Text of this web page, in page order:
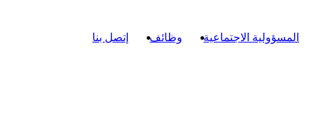
المسؤولية الاجتماعية وظائف إتصل بنا